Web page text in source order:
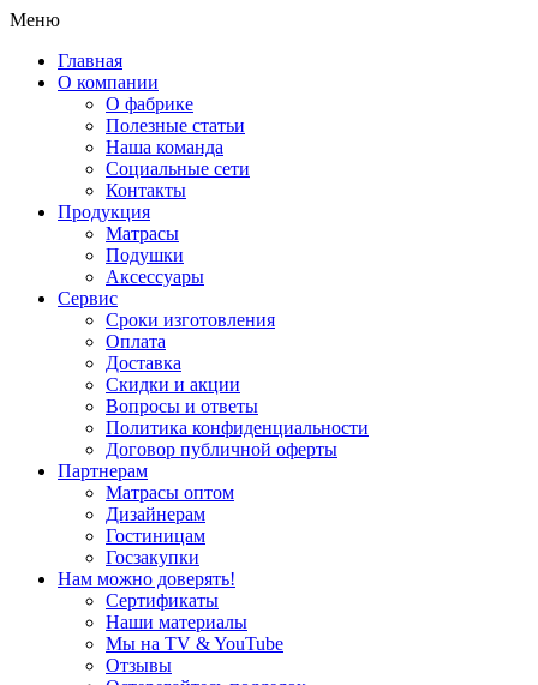
Меню
Главная
О компании
О фабрике
Полезные статьи
Наша команда
Социальные сети
Контакты
Продукция
Матрасы
Подушки
Аксессуары
Сервис
Сроки изготовления
Оплата
Доставка
Скидки и акции
Вопросы и ответы
Политика конфиденциальности
Договор публичной оферты
Партнерам
Матрасы оптом
Дизайнерам
Гостиницам
Госзакупки
Нам можно доверять!
Сертификаты
Наши материалы
Мы на TV & YouTube
Отзывы